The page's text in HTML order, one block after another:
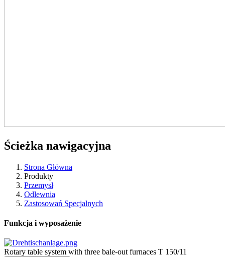
Ścieżka nawigacyjna
Strona Główna
Produkty
Przemysł
Odlewnia
Zastosowań Specjalnych
Funkcja i wyposażenie
Rotary table system with three bale-out furnaces T 150/11